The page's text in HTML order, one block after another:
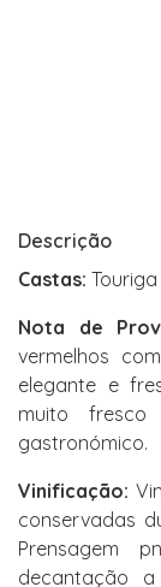
Descrição
Castas:
Nota de
vermelhos
elegante e
muito
gastronómico.
Vinificação:
conservadas
Prensagem
decantação